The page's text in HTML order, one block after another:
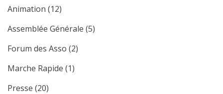
Animation (12)
Assemblée Générale (5)
Forum des Asso (2)
Marche Rapide (1)
Presse (20)